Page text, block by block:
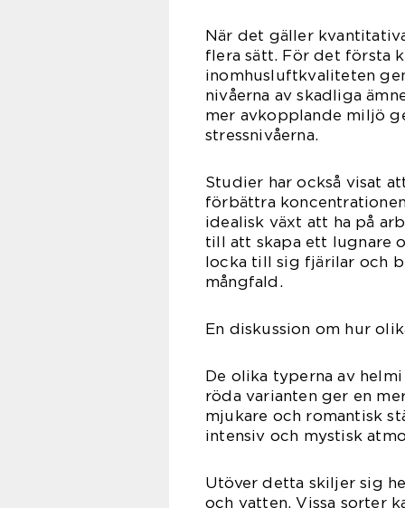
När det gäller
flera sätt. För det första
inomhusluftkvaliteten
nivåerna av skadliga
mer avkopplande miljö
stressnivåerna.
Studier har också visat
förbättra
idealisk växt att ha på
till att skapa ett lugnare
locka till sig fjärilar och
mångfald.
En diskussion om hur
De olika typerna av
röda varianten ger en
mjukare och romantisk
intensiv och mystisk
Utöver detta skiljer sig
och vatten. Vissa sorter